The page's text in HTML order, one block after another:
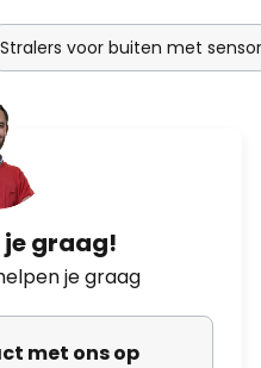
Stralers voor buiten met sensor
je graag!
je graag
met ons op